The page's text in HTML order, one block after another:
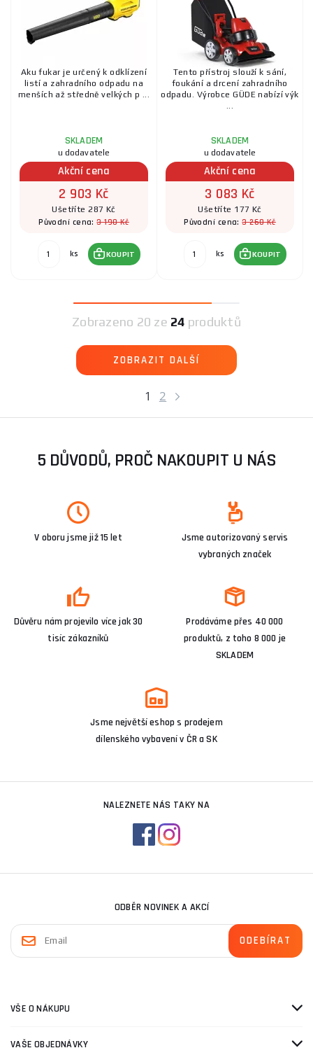
Aku fukar je určený k odklízení
listí a zahradního odpadu na
menších až středně velkých p ...
SKLADEM
u dodavatele
Akční cena
2 903 Kč
Ušetříte 287 Kč
Původní cena:3 190 Kč
ks KOUPIT
Tento přístroj slouží k sání,
foukání a drcení zahradního
odpadu. Výrobce GÜDE nabízí výk
...
SKLADEM
u dodavatele
Akční cena
3 083 Kč
Ušetříte 177 Kč
Původní cena:3 260 Kč
ks KOUPIT
1 2
Zobrazeno 20 ze 24 produktů
ZOBRAZIT DALŠÍ
5 DŮVODŮ, PROČ NAKOUPIT U NÁS
V oboru jsme již 15 let
Jsme autorizovaný servis
vybraných značek
Důvěru nám projevilo více jak 30
tisíc zákazníků
Prodáváme přes 40 000
produktů, z toho 8 000 je
SKLADEM
Jsme největší eshop s prodejem
dílenského vybavení v ČR a SK
NALEZNETE NÁS TAKY NA
ODBĚR NOVINEK A AKCÍ
VŠE O NÁKUPU
VAŠE OBJEDNÁVKY